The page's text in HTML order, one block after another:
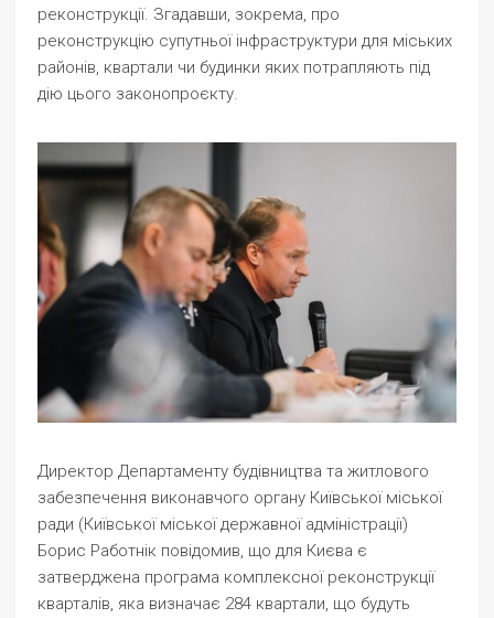
реконструкції. Згадавши, зокрема, про
реконструкцію супутньої інфраструктури для міських
районів, квартали чи будинки яких потрапляють під
дію цього законопроєкту.
Директор Департаменту будівництва та житлового
забезпечення виконавчого органу Київської міської
ради (Київської міської державної адміністрації)
Борис Работнік повідомив, що для Києва є
затверджена програма комплексної реконструкції
кварталів, яка визначає 284 квартали, що будуть